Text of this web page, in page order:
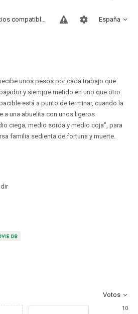
España
Sitios compatibles
unos pesos por cada trabajo que
y siempre metido en uno que otro
está a punto de terminar, cuando la
a una abuelita con unos ligeros
ciega, medio sorda y medio coja", para
familia sedienta de fortuna y muerte.
Votos
10